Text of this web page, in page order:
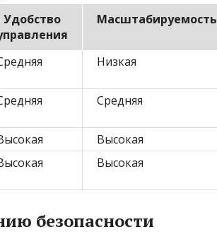
Удобство
Масштабируемость
Низкая
Средняя
Высокая
Высокая
безопасности